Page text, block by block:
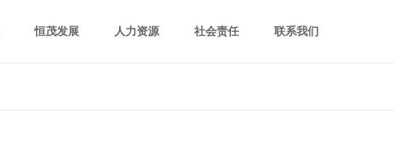
恒茂发展 人力资源 社会责任 联系我们